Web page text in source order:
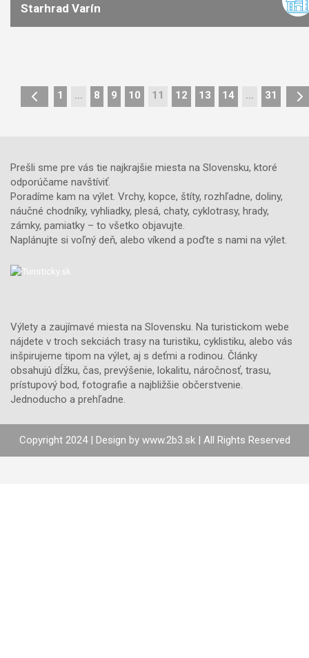
Starhrad Varín
1 … 8 9 10 11 12 13 14 … 31
Prešli sme pre vás tie najkrajšie miesta na Slovensku, ktoré
odporúčame navštíviť.
Poradíme kam na výlet. Vrchy, kopce, štíty, rozhľadne, doliny,
náučné chodníky, vyhliadky, plesá, chaty, cyklotrasy, hrady,
zámky, pamiatky – to všetko objavujte.
Naplánujte si voľný deň, alebo víkend a poďte s nami na výlet.
Výlety a zaujímavé miesta na Slovensku. Na turistickom webe
nájdete v troch sekciách trasy na turistiku, cyklistiku, alebo vás
inšpirujeme tipom na výlet, aj s deťmi a rodinou. Články
obsahujú dĺžku, čas, prevýšenie, lokalitu, náročnosť, trasu,
prístupový bod, fotografie a najbližšie občerstvenie.
Jednoducho a prehľadne.
Copyright 2024 | Design by www.2b3.sk| All Rights Reserved